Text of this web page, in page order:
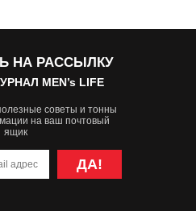
НА РАССЫЛКУ
MEN’s LIFE
советы и тонны
на ваш почтовый
ящик
ДА!